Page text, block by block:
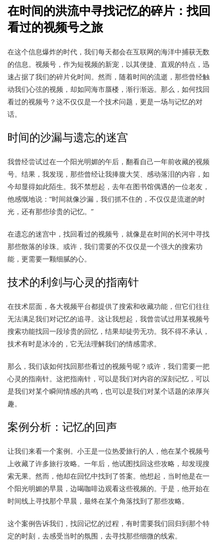
在时间的洪流中寻找记忆的碎片：找回
看过的视频号之旅
在这个信息爆炸的时代，我们每天都会在互联网的海洋中捕获无数
的信息。视频号，作为短视频的新宠，以其便捷、直观的特点，迅
速占据了我们的碎片化时间。然而，随着时间的流逝，那些曾经触
动我们心弦的视频，却如同海市蜃楼，渐行渐远。那么，如何找回
看过的视频号？这不仅仅是一个技术问题，更是一场与记忆的对
话。
时间的沙漏与遗忘的迷宫
我曾经尝试过在一个阳光明媚的午后，翻看自己一年前收藏的视频
号。结果，我发现，那些曾经让我捧腹大笑、感动落泪的内容，如
今却显得如此陌生。我不禁想起，去年在图书馆偶遇的一位老友，
他感慨地说：“时间就像沙漏，我们抓不住的，不仅仅是流逝的时
光，还有那些珍贵的记忆。”
在遗忘的迷宫中，找回看过的视频号，就像是在时间的长河中寻找
那些散落的珍珠。或许，我们需要的不仅仅是一个强大的搜索功
能，更需要一颗细腻的心。
技术的利剑与心灵的指南针
在技术层面，各大视频平台都提供了搜索和收藏功能，但它们往往
无法满足我们对记忆的追寻。这让我想起，我曾尝试过用某视频号
搜索功能找回一段珍贵的回忆，结果却徒劳无功。我不得不承认，
技术有时是冰冷的，它无法理解我们的情感需求。
那么，我们该如何找回那些看过的视频号呢？或许，我们需要一把
心灵的指南针。这把指南针，可以是我们对内容的深刻记忆，可以
是我们对某个瞬间情感的共鸣，也可以是我们对某个话题的浓厚兴
趣。
案例分析：记忆的回声
让我们来看一个案例。小王是一位热爱旅行的人，他在某个视频号
上收藏了许多旅行攻略。一年后，他试图找回这些攻略，却发现搜
索无果。然而，他却在回忆中找到了答案。他想起，当时他是在一
个阳光明媚的早晨，边喝咖啡边观看这些视频的。于是，他开始在
时间线上寻找那个早晨，最终在某个角落找到了那些攻略。
这个案例告诉我们，找回记忆的过程，有时需要我们回归到那个特
定的时刻，去感受当时的氛围，去寻找那些细微的线索。